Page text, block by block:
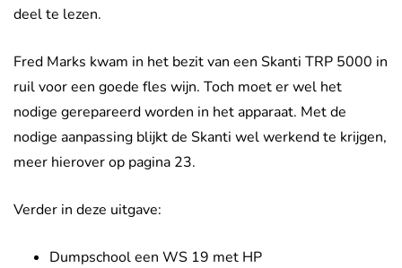
deel te lezen.
Fred Marks kwam in het bezit van een Skanti TRP 5000 in
ruil voor een goede fles wijn. Toch moet er wel het
nodige gerepareerd worden in het apparaat. Met de
nodige aanpassing blijkt de Skanti wel werkend te krijgen,
meer hierover op pagina 23.
Verder in deze uitgave:
Dumpschool een WS 19 met HP